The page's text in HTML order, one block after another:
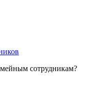
сотрудникам?